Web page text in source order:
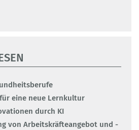
eine neue Lernkultur
durch KI
von Arbeitskräfteangebot und -